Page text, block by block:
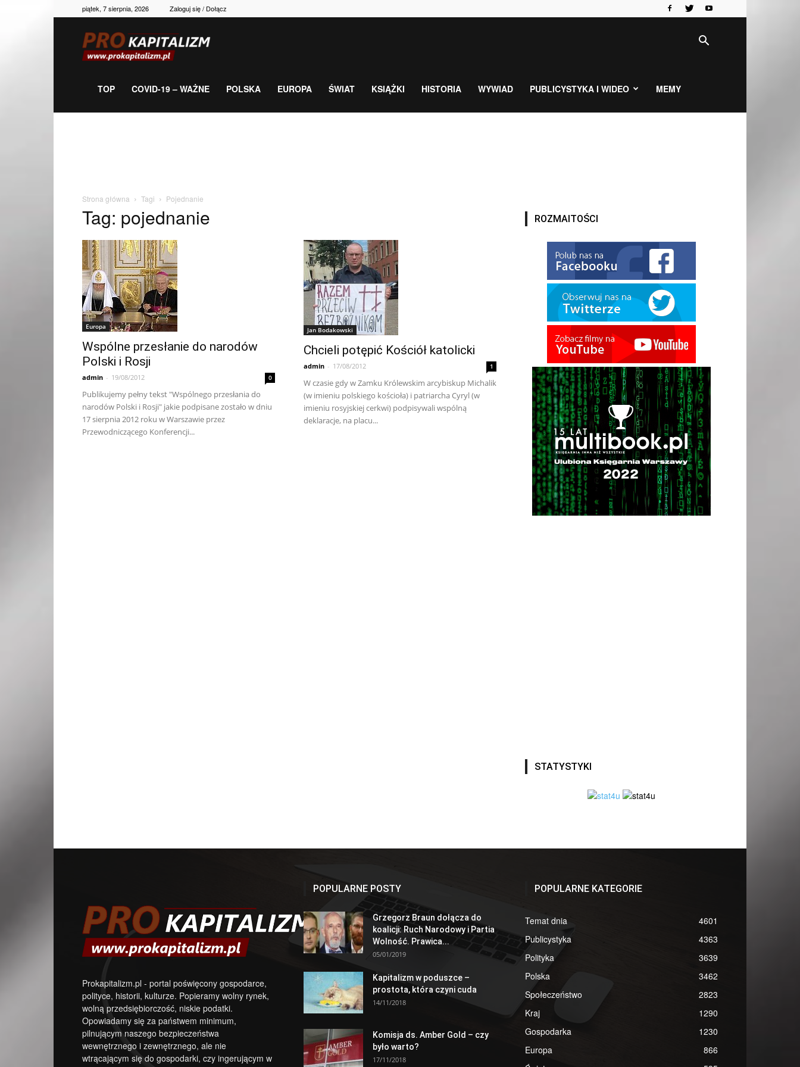
piątek, 7 sierpnia, 2026 Zaloguj się / Dołącz
gospodarka,
TOP COVID-19 – WAŻNE POLSKA EUROPA ŚWIAT KSIĄŻKI HISTORIA WYWIAD PUBLICYSTYKA I WIDEO MEMY
Strona główna Tagi Pojednanie
Tag: pojednanie
Europa
Wspólne przesłanie do narodów
Polski i Rosji
admin - 19/08/2012 0
Publikujemy pełny tekst "Wspólnego przesłania do
narodów Polski i Rosji" jakie podpisane zostało w dniu
17 sierpnia 2012 roku w Warszawie przez
Przewodniczącego Konferencji...
Jan Bodakowski
Chcieli potępić Kościół katolicki
admin - 17/08/2012 1
W czasie gdy w Zamku Królewskim arcybiskup Michalik
(w imieniu polskiego kościoła) i patriarcha Cyryl (w
imieniu rosyjskiej cerkwi) podpisywali wspólną
deklaracje, na placu...
ROZMAITOŚCI
STATYSTYKI
Prokapitalizm.pl - portal poświęcony gospodarce,
polityce, historii, kulturze. Popieramy wolny rynek,
wolną przedsiębiorczość, niskie podatki.
Opowiadamy się za państwem minimum,
pilnującym naszego bezpieczeństwa
wewnętrznego i zewnętrznego, ale nie
wtrącającym się do gospodarki, czy ingerującym w
POPULARNE POSTY
Grzegorz Braun dołącza do
koalicji: Ruch Narodowy i Partia
Wolność. Prawica...
05/01/2019
Kapitalizm w poduszce –
prostota, która czyni cuda
14/11/2018
Komisja ds. Amber Gold – czy
było warto?
17/11/2018
POPULARNE KATEGORIE
Temat dnia
4601
Publicystyka
4363
Polityka
3639
Polska
3462
Społeczeństwo
2823
Kraj
1290
Gospodarka
1230
Europa
866